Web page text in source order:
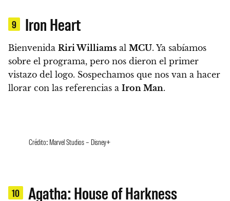
9 Iron Heart
Bienvenida Riri Williams al MCU. Ya sabíamos
sobre el programa, pero nos dieron el primer
vistazo del logo. Sospechamos que nos van a hacer
llorar con las referencias a Iron Man.
Crédito: Marvel Studios – Disney+
10 Agatha: House of Harkness